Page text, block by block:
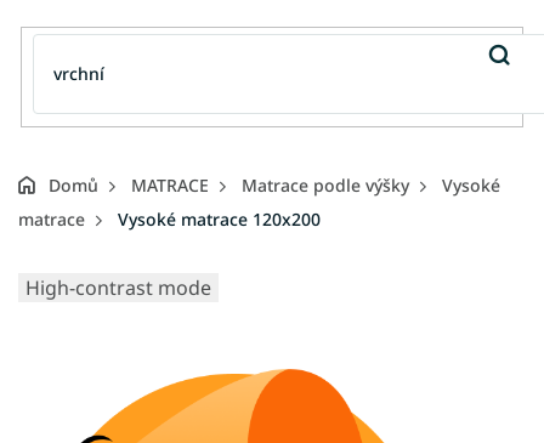
Domů MATRACE Matrace podle výšky
Vysoké
matrace
Vysoké matrace 120x200
High-contrast mode